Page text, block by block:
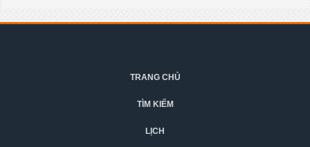
TRANG CHỦ
TÌM KIẾM
LỊCH